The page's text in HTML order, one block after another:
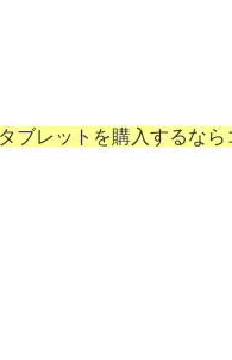
ブレットを購入するなら